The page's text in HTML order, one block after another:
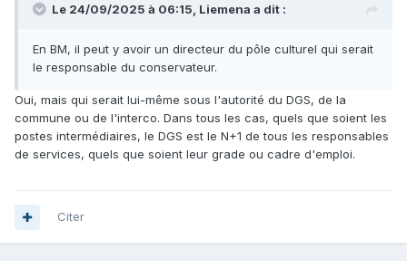
Le 24/09/2025 à 06:15, Liemena a dit :
En BM, il peut y avoir un directeur du pôle culturel qui serait
le responsable du conservateur.
Oui, mais qui serait lui-même sous l'autorité du DGS, de la
commune ou de l'interco. Dans tous les cas, quels que soient les
postes intermédiaires, le DGS est le N+1 de tous les responsables
de services, quels que soient leur grade ou cadre d'emploi.
Citer